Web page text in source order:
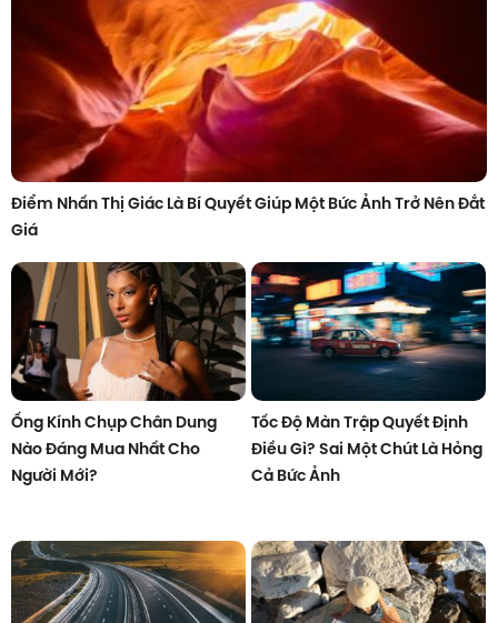
Điểm Nhấn Thị Giác Là Bí Quyết Giúp Một Bức Ảnh Trở Nên Đắt
Giá
Ống Kính Chụp Chân Dung
Nào Đáng Mua Nhất Cho
Người Mới?
Tốc Độ Màn Trập Quyết Định
Điều Gì? Sai Một Chút Là Hỏng
Cả Bức Ảnh